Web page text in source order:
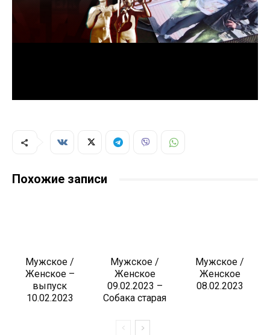
Похожие записи
Мужское /
Женское –
выпуск
10.02.2023
Мужское /
Женское
09.02.2023 –
Собака старая
Мужское /
Женское
08.02.2023